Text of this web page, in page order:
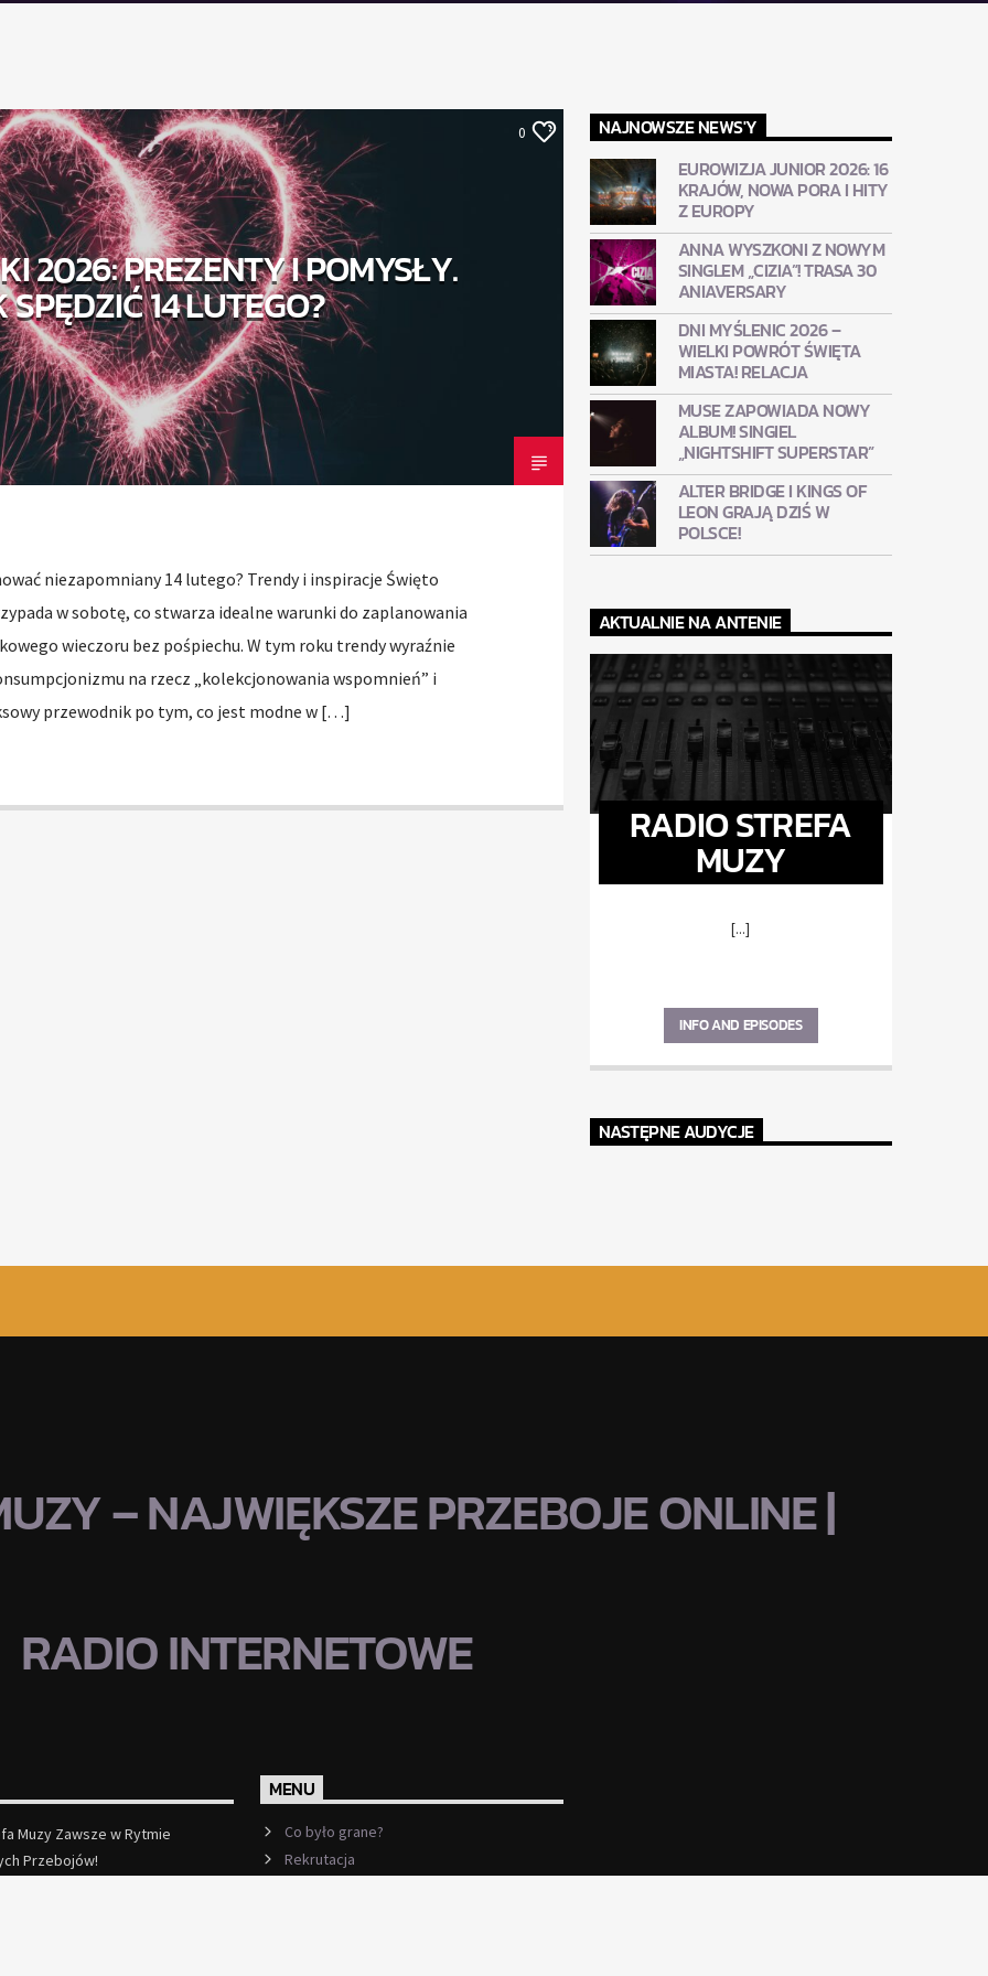
0
2026: PREZENTY I POMYSŁY.
SPĘDZIĆ 14 LUTEGO?
niezapomniany 14 lutego? Trendy i inspiracje Święto
w sobotę, co stwarza idealne warunki do zaplanowania
wieczoru bez pośpiechu. W tym roku trendy wyraźnie
na rzecz „kolekcjonowania wspomnień” i
przewodnik po tym, co jest modne w […]
NAJNOWSZE NEWS'Y
EUROWIZJA JUNIOR 2026: 16
KRAJÓW, NOWA PORA I HITY
Z EUROPY
ANNA WYSZKONI Z NOWYM
SINGLEM „CIZIA”! TRASA 30
ANIAVERSARY
DNI MYŚLENIC 2026 –
WIELKI POWRÓT ŚWIĘTA
MIASTA! RELACJA
MUSE ZAPOWIADA NOWY
ALBUM! SINGIEL
„NIGHTSHIFT SUPERSTAR”
ALTER BRIDGE I KINGS OF
LEON GRAJĄ DZIŚ W
POLSCE!
AKTUALNIE NA ANTENIE
RADIO STREFA
MUZY
[...]
INFO AND EPISODES
NASTĘPNE AUDYCJE
– NAJWIĘKSZE PRZEBOJE ONLINE |
RADIO INTERNETOWE
Muzy Zawsze w Rytmie
Przebojów!
MENU
Co było grane?
Rekrutacja